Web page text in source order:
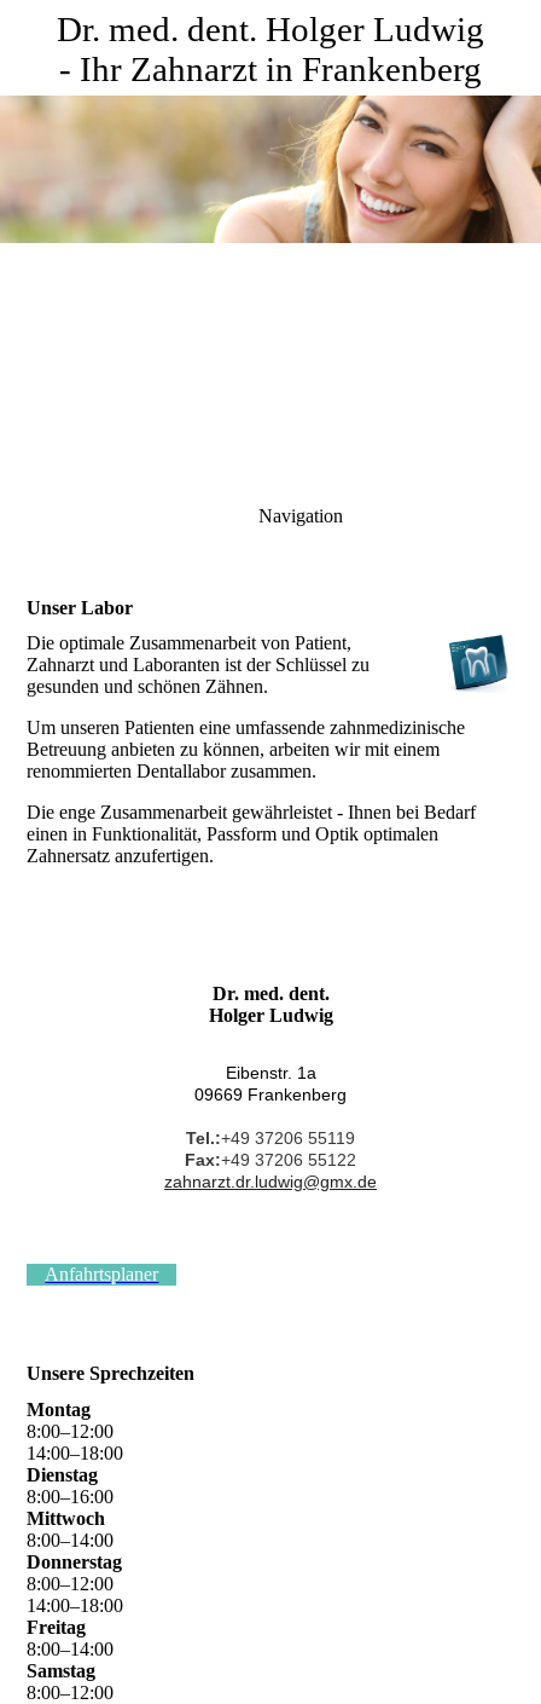
Dr. med. dent. Holger Ludwig
- Ihr Zahnarzt in Frankenberg
Navigation
Unser Labor
Die optimale Zusammenarbeit von Patient,
Zahnarzt und Laboranten ist der Schlüssel zu
gesunden und schönen Zähnen.
Um unseren Patienten eine umfassende zahnmedizinische
Betreuung anbieten zu können, arbeiten wir mit einem
renommierten Dentallabor zusammen.
Die enge Zusammenarbeit gewährleistet - Ihnen bei Bedarf
einen in Funktionalität, Passform und Optik optimalen
Zahnersatz anzufertigen.
Dr. med. dent.
Holger Ludwig
Eibenstr. 1a
09669 Frankenberg
Tel.:+49 37206 55119
Fax:+49 37206 55122
zahnarzt.dr.ludwig@gmx.de
Anfahrtsplaner
Unsere Sprechzeiten
Montag
8:00–12:00
14:00–18:00
Dienstag
8:00–16:00
Mittwoch
8:00–14:00
Donnerstag
8:00–12:00
14:00–18:00
Freitag
8:00–14:00
Samstag
8:00–12:00